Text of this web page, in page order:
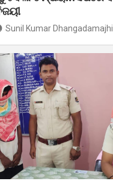
Sunil Kumar Dhangadamajhi